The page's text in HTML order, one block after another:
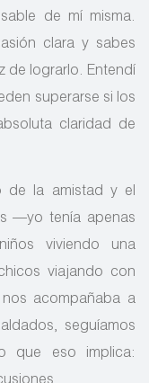
de mí misma.
clara y sabes
de lograrlo. Entendí
superarse si los
claridad de
de la amistad y el
—yo tenía apenas
viviendo una
viajando con
acompañaba a
seguíamos
que eso implica: